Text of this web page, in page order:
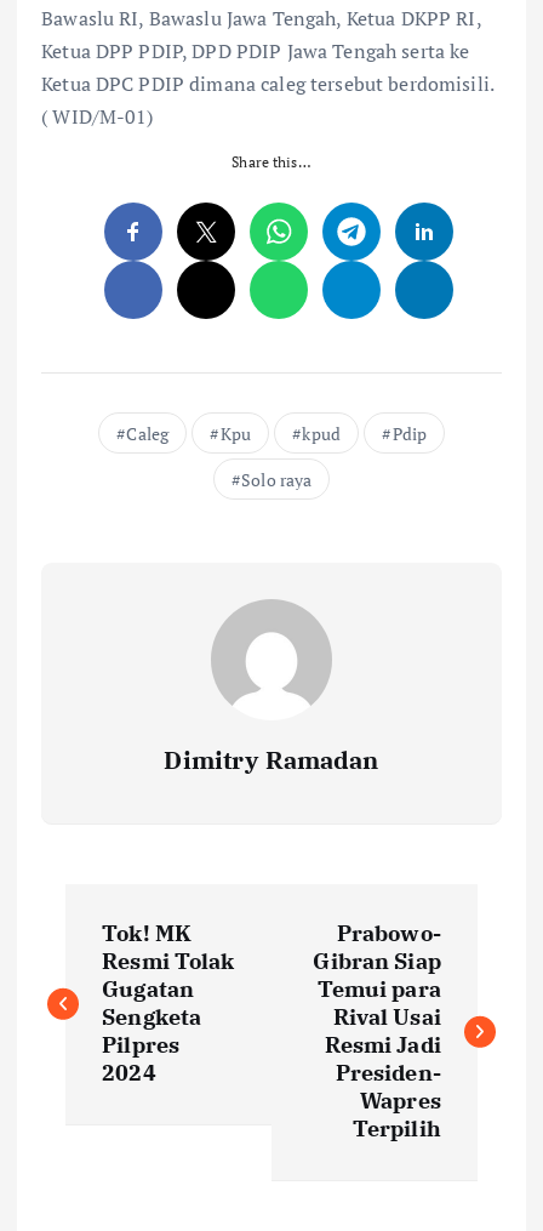
Bawaslu RI, Bawaslu Jawa Tengah, Ketua DKPP RI,
Ketua DPP PDIP, DPD PDIP Jawa Tengah serta ke
Ketua DPC PDIP dimana caleg tersebut berdomisili.
( WID/M-01)
Share this…
Caleg Kpu kpud
Pdip
Solo raya
Dimitry Ramadan
o
s
Tok! MK
Resmi Tolak
Gugatan
Sengketa
Pilpres
2024
Prabowo-
Gibran Siap
Temui para
Rival Usai
Resmi Jadi
Presiden-
Wapres
Terpilih